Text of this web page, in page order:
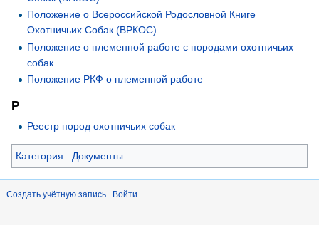
Положение о Всероссийской Родословной Книге
Охотничьих Собак (ВРКОС)
Положение о племенной работе с породами охотничьих
собак
Положение РКФ о племенной работе
Р
Реестр пород охотничьих собак
Категория: Документы
Создать учётную запись Войти